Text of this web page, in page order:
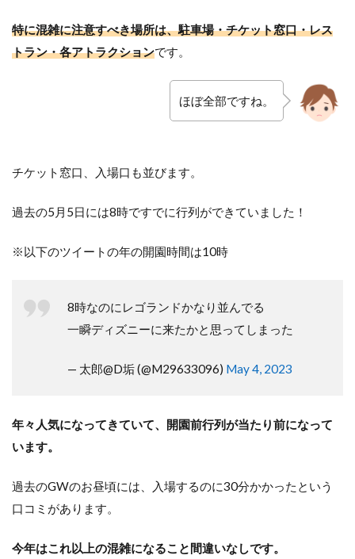
特に混雑に注意すべき場所は、駐車場・チケット窓口・レス
トラン・各アトラクションです。
ほぼ全部ですね。
チケット窓口、入場口も並びます。
過去の5月5日には8時ですでに行列ができていました！
※以下のツイートの年の開園時間は10時
8時なのにレゴランドかなり並んでる
一瞬ディズニーに来たかと思ってしまった
— 太郎@D垢 (@M29633096) May 4, 2023
年々人気になってきていて、開園前行列が当たり前になって
います。
過去のGWのお昼頃には、入場するのに30分かかったという
口コミがあります。
今年はこれ以上の混雑になること間違いなしです。